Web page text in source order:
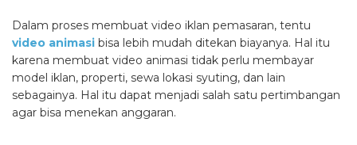
Dalam proses membuat video iklan pemasaran, tentu
video animasi bisa lebih mudah ditekan biayanya. Hal itu
karena membuat video animasi tidak perlu membayar
model iklan, properti, sewa lokasi syuting, dan lain
sebagainya. Hal itu dapat menjadi salah satu pertimbangan
agar bisa menekan anggaran.